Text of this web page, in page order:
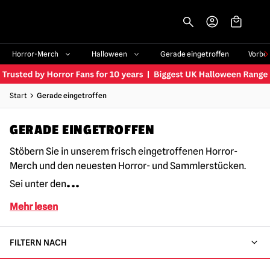
Horror-Merch Halloween Gerade eingetroffen
Start Gerade eingetroffen
GERADE EINGETROFFEN
Stöbern Sie in unserem frisch eingetroffenen Horror-
Merch und den neuesten Horror- und Sammlerstücken.
Sei unter den...
Mehr lesen
FILTERN NACH